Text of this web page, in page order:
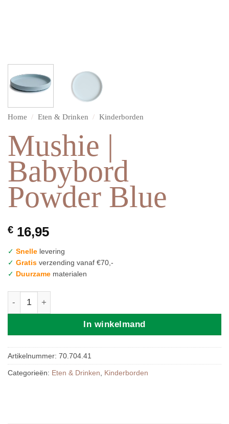
Home / Eten & Drinken / Kinderborden
Mushie |
Babybord
Powder Blue
€ 16,95
✓ Snelle levering
✓ Gratis verzending vanaf €70,-
✓ Duurzame materialen
Mushie | Babybord Powder Blue aantal
In winkelmand
Artikelnummer: 70.704.41
Categorieën: Eten & Drinken, Kinderborden